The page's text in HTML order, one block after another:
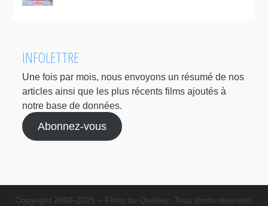
INFOLETTRE
Une fois par mois, nous envoyons un résumé de nos
articles ainsi que les plus récents films ajoutés à
notre base de données.
Abonnez-vous
Copyright 2008-2025 – Films du Québec. Tous droits réservés.